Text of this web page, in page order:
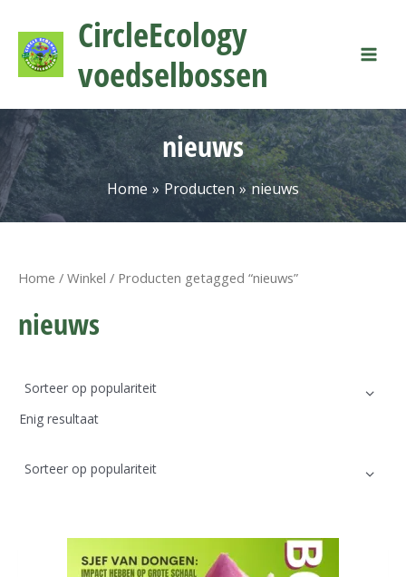
naar
CircleEcology
voedselbossen
nieuws
Home Producten nieuws
Home / Winkel / Producten getagged “nieuws”
nieuws
Enig resultaat